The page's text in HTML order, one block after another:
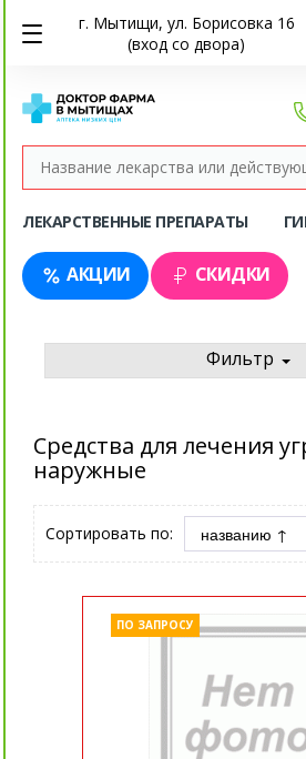
г. Мытищи, ул. Борисовка 16
(вход со двора)
ЛЕКАРСТВЕННЫЕ ПРЕПАРАТЫ
АКЦИИ СКИДКИ
Фильтр
Средства для лечения
наружные
Сортировать по:
ПО ЗАПРОСУ